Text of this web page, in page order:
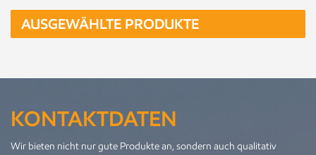
AUSGEWÄHLTE PRODUKTE
KONTAKTDATEN
Wir bieten nicht nur gute Produkte an, sondern auch qualitativ